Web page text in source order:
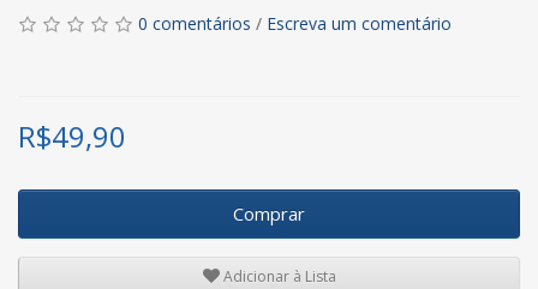
0 comentários / Escreva um comentário
R$49,90
Comprar
Adicionar à Lista